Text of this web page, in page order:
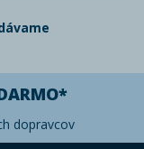
dopravcov